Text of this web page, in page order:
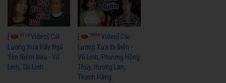
4114Video] Cải
Lương Xưa Hãy Ngủ
Yên Niềm Đau - Vũ
Linh, Tài Linh
3966Video] Cải
Lương Xưa Đi Biển -
Vũ Linh, Phương Hồng
Thủy, Hương Lan,
Thanh Hằng